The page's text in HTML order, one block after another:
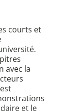
courts et
avec la
et le